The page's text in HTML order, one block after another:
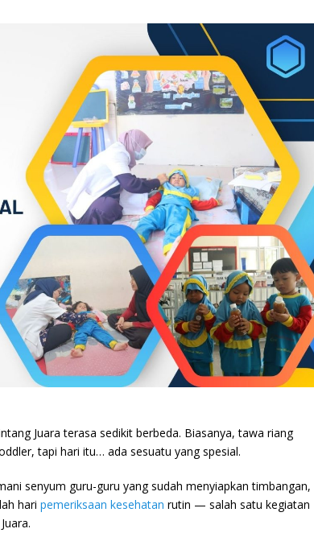
Juara terasa sedikit berbeda. Biasanya, tawa riang
tapi hari itu… ada sesuatu yang spesial.
senyum guru-guru yang sudah menyiapkan timbangan,
hari pemeriksaan kesehatan rutin — salah satu kegiatan